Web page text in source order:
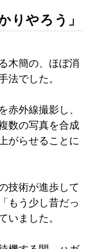
りやろう」
木簡の、ほぼ消
法でした。
外線撮影し、
数の写真を合成
がらせることに
技術が進歩して
もう少し昔だっ
いました。